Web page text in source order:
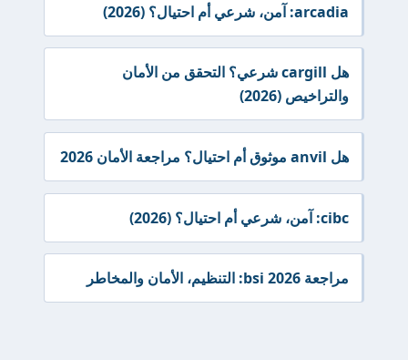
arcadia: آمن، شرعي أم احتيال؟ (2026)
هل cargill شرعي؟ التحقق من الأمان
والتراخيص (2026)
هل anvil موثوق أم احتيال؟ مراجعة الأمان 2026
cibc: آمن، شرعي أم احتيال؟ (2026)
مراجعة bsi 2026: التنظيم، الأمان والمخاطر